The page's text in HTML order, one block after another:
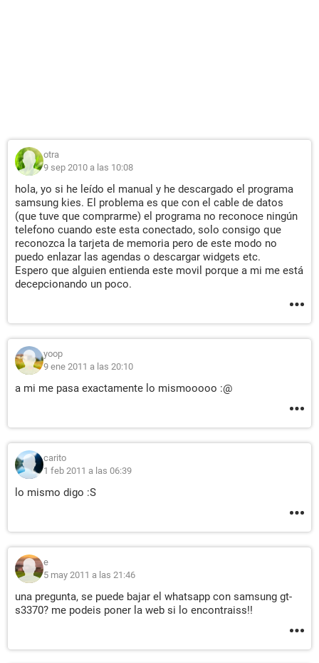
otra
9 sep 2010 a las 10:08
hola, yo si he leído el manual y he descargado el programa
samsung kies. El problema es que con el cable de datos
(que tuve que comprarme) el programa no reconoce ningún
telefono cuando este esta conectado, solo consigo que
reconozca la tarjeta de memoria pero de este modo no
puedo enlazar las agendas o descargar widgets etc.
Espero que alguien entienda este movil porque a mi me está
decepcionando un poco.
yoop
9 ene 2011 a las 20:10
a mi me pasa exactamente lo mismooooo :@
carito
1 feb 2011 a las 06:39
lo mismo digo :S
e
5 may 2011 a las 21:46
una pregunta, se puede bajar el whatsapp con samsung gt-
s3370? me podeis poner la web si lo encontraiss!!